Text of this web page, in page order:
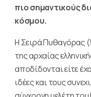
πιο σημαντικούς
κόσμου.
Η Σειρά Πυθαγόρας
της αρχαίας
αποδίδονται είτε
ιδέες και τους